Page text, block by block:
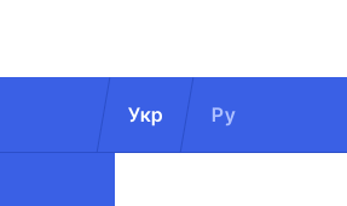
Укр Ру